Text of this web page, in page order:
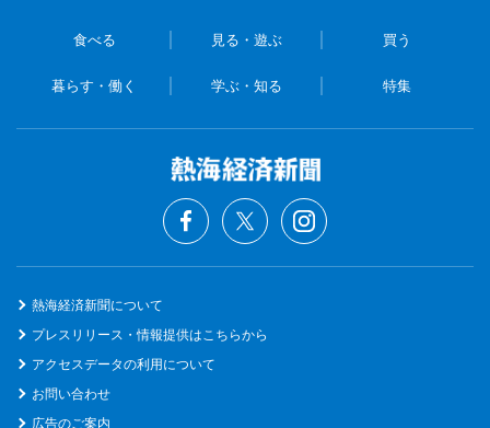
食べる 見る・遊ぶ 買う
暮らす・働く 学ぶ・知る 特集
熱海経済新聞について
プレスリリース・情報提供はこちらから
アクセスデータの利用について
お問い合わせ
広告のご案内